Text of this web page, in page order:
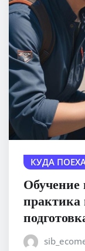
КУДА
Обучение
практика